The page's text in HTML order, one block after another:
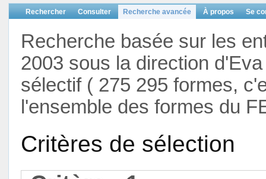
Rechercher Consulter Recherche avancée À propos Se
Recherche basée sur les
2003 sous la direction
sélectif ( 275 295 formes,
l'ensemble des formes du
Critères de sélection